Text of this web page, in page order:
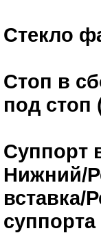
Стекло
Стоп в
под стоп
Суппорт
Нижний/
вставка/
суппорта